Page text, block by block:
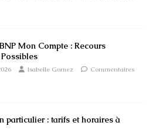
Mon Compte : Recours
Isabelle Gomez
Commentaires
particulier : tarifs et horaires à